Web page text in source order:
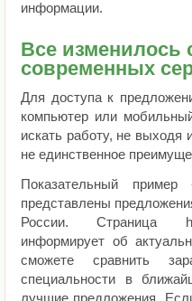
информации.
Все изменилось
современных
Для доступа к
компьютер или
искать работу, не
не единственное
Показательный
представлены
России. Страница
информирует об
сможете сравнить
специальности в